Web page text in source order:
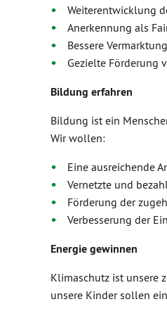
Weiterentwicklung
Anerkennung als
Bessere
Gezielte Förderung
Bildung erfahren
Bildung ist ein
Wir wollen:
Eine ausreichende
Vernetzte und
Förderung der
Verbesserung der
Energie gewinnen
Klimaschutz ist unsere
unsere Kinder sollen